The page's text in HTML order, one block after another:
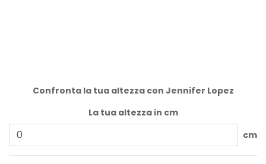
Confronta la tua altezza con Jennifer Lopez
La tua altezza in cm
cm